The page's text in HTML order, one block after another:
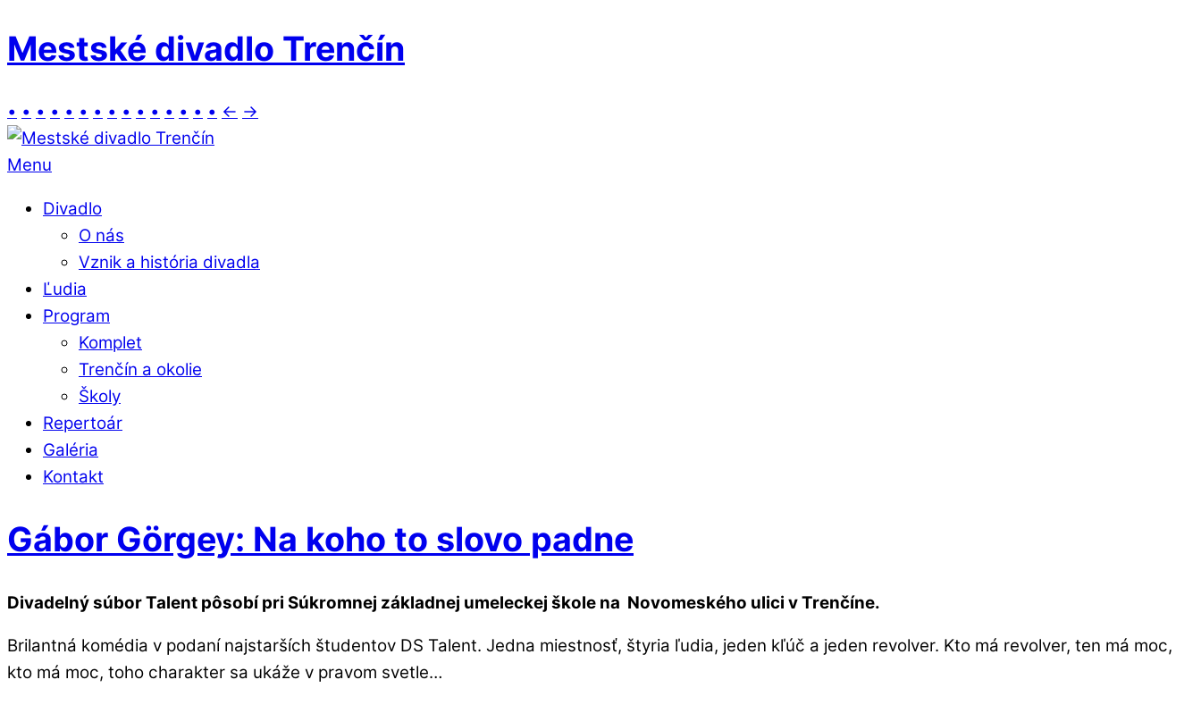
Mestské divadlo Trenčín
• • • • • • • • • • • • • • • ← →
Menu
Divadlo
O nás
Vznik a história divadla
Ľudia
Program
Komplet
Trenčín a okolie
Školy
Repertoár
Galéria
Kontakt
Gábor Görgey: Na koho to slovo padne
Divadelný súbor Talent pôsobí pri Súkromnej základnej umeleckej škole na Novomeského ulici v Trenčíne.
Brilantná komédia v podaní najstarších študentov DS Talent. Jedna miestnosť, štyria ľudia, jeden kľúč a jeden revolver. Kto má revolver, ten má moc,
kto má moc, toho charakter sa ukáže v pravom svetle…